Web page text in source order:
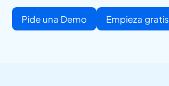
Pide una Demo Empieza gratis